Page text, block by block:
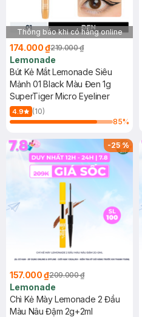
Thông báo khi có hàng online
174.000 ₫219.000 ₫
Lemonade
Bút Kẻ Mắt Lemonade Siêu
Mảnh 01 Black Màu Đen 1g
SuperTiger Micro Eyeliner
4.9
(10)
85%
-25%
157.000 ₫209.000 ₫
Lemonade
Chì Kẻ Mày Lemonade 2 Đầu
Màu Nâu Đậm 2g+2ml